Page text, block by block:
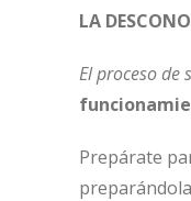
LA
El proceso de
Prepárate